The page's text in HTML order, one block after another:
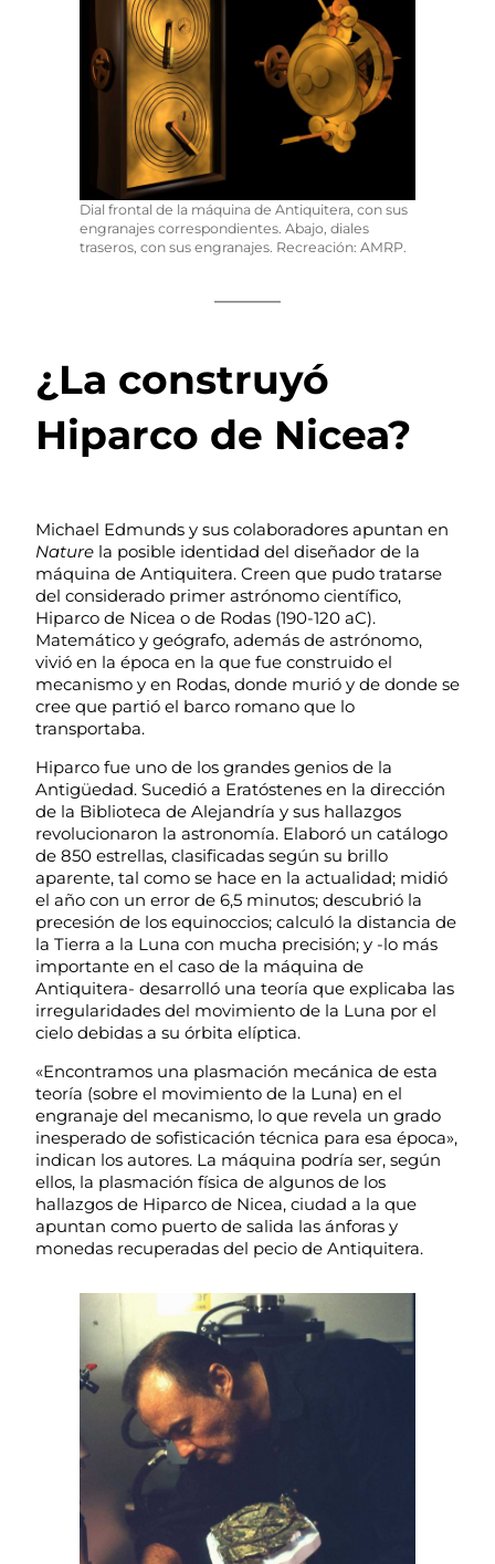
Dial frontal de la máquina de Antiquitera, con sus
engranajes correspondientes. Abajo, diales
traseros, con sus engranajes. Recreación: AMRP.
————
¿La construyó
Hiparco de Nicea?
Michael Edmunds y sus colaboradores apuntan en
Nature la posible identidad del diseñador de la
máquina de Antiquitera. Creen que pudo tratarse
del considerado primer astrónomo científico,
Hiparco de Nicea o de Rodas (190-120 aC).
Matemático y geógrafo, además de astrónomo,
vivió en la época en la que fue construido el
mecanismo y en Rodas, donde murió y de donde se
cree que partió el barco romano que lo
transportaba.
Hiparco fue uno de los grandes genios de la
Antigüedad. Sucedió a Eratóstenes en la dirección
de la Biblioteca de Alejandría y sus hallazgos
revolucionaron la astronomía. Elaboró un catálogo
de 850 estrellas, clasificadas según su brillo
aparente, tal como se hace en la actualidad; midió
el año con un error de 6,5 minutos; descubrió la
precesión de los equinoccios; calculó la distancia de
la Tierra a la Luna con mucha precisión; y -lo más
importante en el caso de la máquina de
Antiquitera- desarrolló una teoría que explicaba las
irregularidades del movimiento de la Luna por el
cielo debidas a su órbita elíptica.
«Encontramos una plasmación mecánica de esta
teoría (sobre el movimiento de la Luna) en el
engranaje del mecanismo, lo que revela un grado
inesperado de sofisticación técnica para esa época»,
indican los autores. La máquina podría ser, según
ellos, la plasmación física de algunos de los
hallazgos de Hiparco de Nicea, ciudad a la que
apuntan como puerto de salida las ánforas y
monedas recuperadas del pecio de Antiquitera.